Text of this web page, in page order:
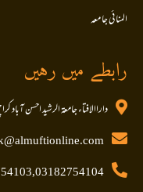
المنا ئی جا معہ
رابطے میں رہیں
داراالافتاء جامعۃ الرشید احسن آباد